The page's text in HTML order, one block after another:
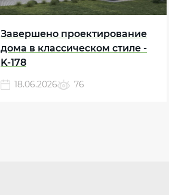
Завершено проектирование
дома в классическом стиле -
K-178
18.06.2026 76